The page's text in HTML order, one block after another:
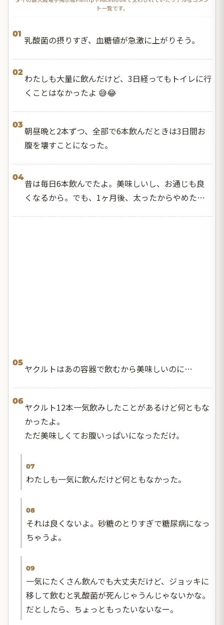
ト一覧です。
01
乳酸菌の摂りすぎ、血糖値が急激に上がりそう。
02
わたしも大量に飲んだけど、3日経ってもトイレに行
くことはなかったよ 😅😂
03
朝昼晩と2本ずつ、全部で6本飲んだときは3日間お
腹を壊すことになった。
04
昔は毎日6本飲んでたよ。美味しいし、お通じも良
くなるから。でも、1ヶ月後、太ったからやめた…
05
ヤクルトはあの容器で飲むから美味しいのに…
06
ヤクルト12本一気飲みしたことがあるけど何ともな
かったよ。
ただ美味しくてお腹いっぱいになっただけ。
07
わたしも一気に飲んだけど何ともなかった。
08
それは良くないよ。砂糖のとりすぎで糖尿病になっ
ちゃうよ。
09
一気にたくさん飲んでも大丈夫だけど、ジョッキに
移して飲むと乳酸菌が死んじゃうんじゃないかな。
だとしたら、ちょっともったいないなー。